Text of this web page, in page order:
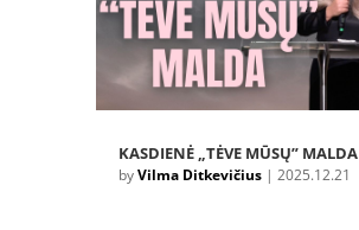
KASDIENĖ „TĖVE MŪSŲ” MALDA
byVilma Ditkevičius| 2025.12.21